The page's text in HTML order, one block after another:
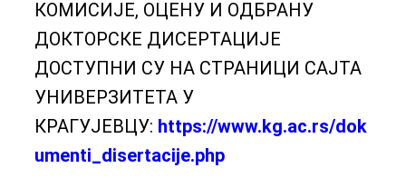
КОМИСИЈЕ, ОЦЕНУ И ОДБРАНУ
ДОКТОРСКЕ ДИСЕРТАЦИЈЕ
ДОСТУПНИ СУ НА СТРАНИЦИ САЈТА
УНИВЕРЗИТЕТА У
КРАГУЈЕВЦУ: https://www.kg.ac.rs/dok
umenti_disertacije.php